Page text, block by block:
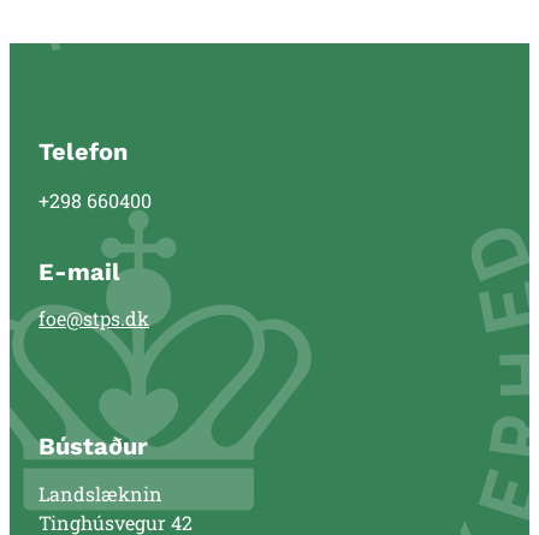
Telefon
+298 660400
E-mail
foe@stps.dk
Bústaður
Landslæknin
Tinghúsvegur 42